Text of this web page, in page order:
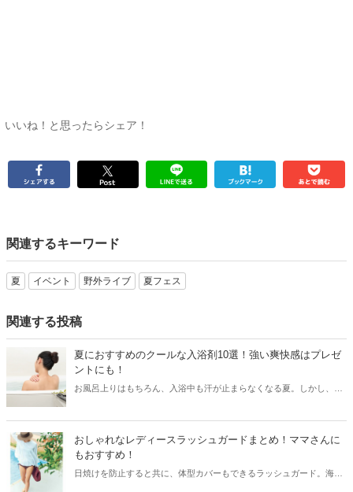
いいね！と思ったらシェア！
関連するキーワード
夏 イベント 野外ライブ 夏フェス
関連する投稿
夏におすすめのクールな入浴剤10選！強い爽快感はプレゼ
ントにも！
お風呂上りはもちろん、入浴中も汗が止まらなくなる夏。しかし、最
おしゃれなレディースラッシュガードまとめ！ママさんに
もおすすめ！
日焼けを防止すると共に、体型カバーもできるラッシュガード。海や